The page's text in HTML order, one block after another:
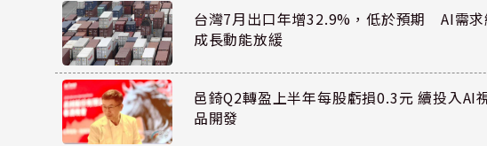
台灣7月出口年增32.9%，低於預期 AI需求
成長動能放緩
邑錡Q2轉盈上半年每股虧損0.3元 續投入AI
品開發